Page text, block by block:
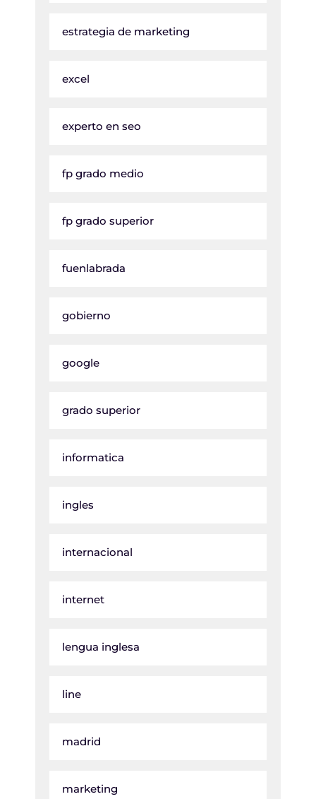
estrategia de marketing
excel
experto en seo
fp grado medio
fp grado superior
fuenlabrada
gobierno
google
grado superior
informatica
ingles
internacional
internet
lengua inglesa
line
madrid
marketing